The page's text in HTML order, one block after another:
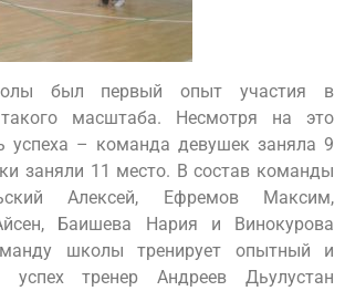
был первый опыт участия в
такого масштаба. Несмотря на это
успеха – команда девушек заняла 9
заняли 11 место. В состав команды
Алексей, Ефремов Максим,
Баишева Нария и Винокурова
школы тренирует опытный и
успех тренер Андреев Дьулустан